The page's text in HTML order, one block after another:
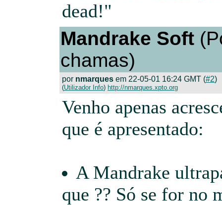
dead!"
Mandrake Soft
chamas)
por nmarques em 22-05-01 16:24 GMT (#2)
(Utilizador Info) http://nmarques.xpto.org
Venho apenas
que é apresentado:
A Mandrake
que ?? Só se for no